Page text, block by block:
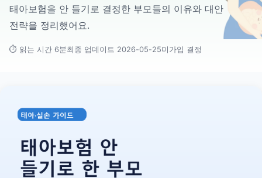
태아보험을 안 들기로 결정한 부모들의 이유와 대안
전략을 정리했어요.
⏱ 읽는 시간 6분최종 업데이트 2026-05-25미가입 결정